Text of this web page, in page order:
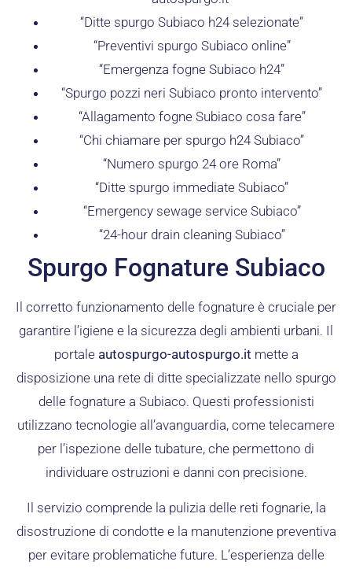
“Ditte spurgo Subiaco h24 selezionate”
“Preventivi spurgo Subiaco online”
“Emergenza fogne Subiaco h24”
“Spurgo pozzi neri Subiaco pronto intervento”
“Allagamento fogne Subiaco cosa fare”
“Chi chiamare per spurgo h24 Subiaco”
“Numero spurgo 24 ore Roma”
“Ditte spurgo immediate Subiaco”
“Emergency sewage service Subiaco”
“24-hour drain cleaning Subiaco”
Spurgo Fognature Subiaco
Il corretto funzionamento delle fognature è cruciale per
garantire l’igiene e la sicurezza degli ambienti urbani. Il
portale autospurgo-autospurgo.it mette a
disposizione una rete di ditte specializzate nello spurgo
delle fognature a Subiaco. Questi professionisti
utilizzano tecnologie all’avanguardia, come telecamere
per l’ispezione delle tubature, che permettono di
individuare ostruzioni e danni con precisione.
Il servizio comprende la pulizia delle reti fognarie, la
disostruzione di condotte e la manutenzione preventiva
per evitare problematiche future. L’esperienza delle